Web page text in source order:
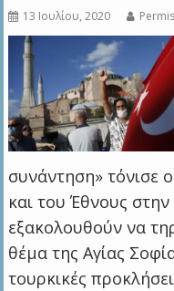
13 Ιουλίου, 2020
συνάντηση» τόνισε
και του Έθνους
εξακολουθούν να
θέμα της Αγίας
τουρκικές